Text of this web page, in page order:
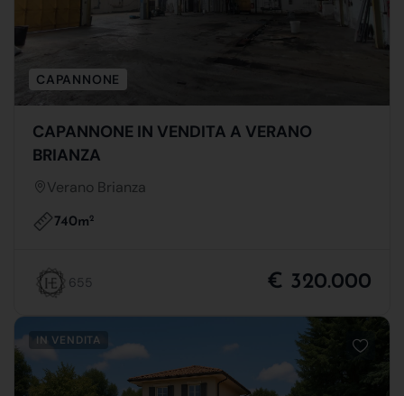
CAPANNONE
CAPANNONE IN VENDITA A VERANO
BRIANZA
Verano Brianza
740m2
655 € 320.000
IN VENDITA